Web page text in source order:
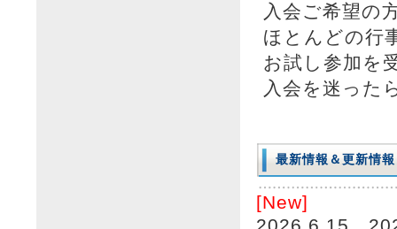
入会ご希望の
ほとんどの行
お試し参加を
入会を迷った
最新情報＆更新情報
[New]